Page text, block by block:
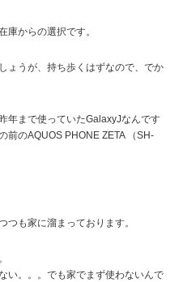
庫からの選択です。
ょうが、持ち歩くはずなので、でか
年まで使っていたGalaxyJなんです
前のAQUOS PHONE ZETA （SH-
つも家に溜まっております。
い。。。でも家でまず使わないんで